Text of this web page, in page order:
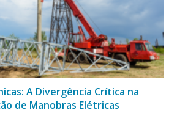
A Divergência Crítica na
de Manobras Elétricas